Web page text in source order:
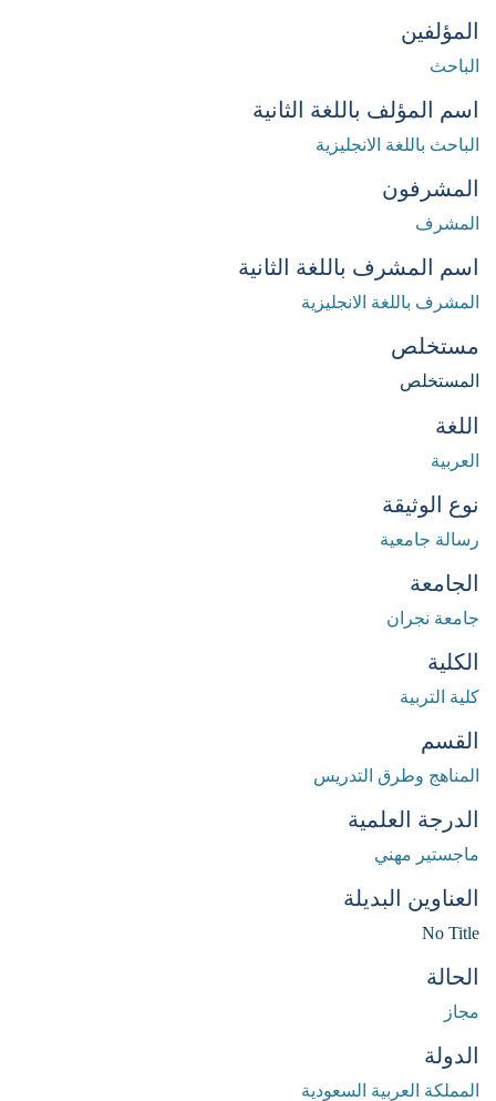
المؤلفين
الباحث
اسم المؤلف باللغة الثانية
الباحث باللغة الانجليزية
المشرفون
المشرف
اسم المشرف باللغة الثانية
المشرف باللغة الانجليزية
مستخلص
المستخلص
اللغة
العربية
نوع الوثيقة
رسالة جامعية
الجامعة
جامعة نجران
الكلية
كلية التربية
القسم
المناهج وطرق التدريس
الدرجة العلمية
ماجستير مهني
العناوين البديلة
No Title
الحالة
مجاز
الدولة
المملكة العربية السعودية